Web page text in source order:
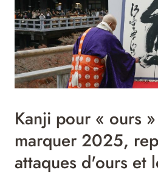
Kanji pour « ours
marquer 2025,
attaques d'ours et